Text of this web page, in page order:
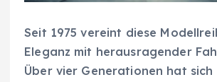
Seit 1975 vereint diese
Eleganz mit herausragender
Über vier Generationen hat sich